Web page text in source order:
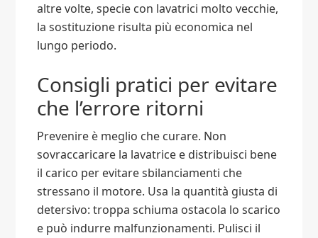
altre volte, specie con lavatrici molto vecchie,
la sostituzione risulta più economica nel
lungo periodo.
Consigli pratici per evitare
che l’errore ritorni
Prevenire è meglio che curare. Non
sovraccaricare la lavatrice e distribuisci bene
il carico per evitare sbilanciamenti che
stressano il motore. Usa la quantità giusta di
detersivo: troppa schiuma ostacola lo scarico
e può indurre malfunzionamenti. Pulisci il